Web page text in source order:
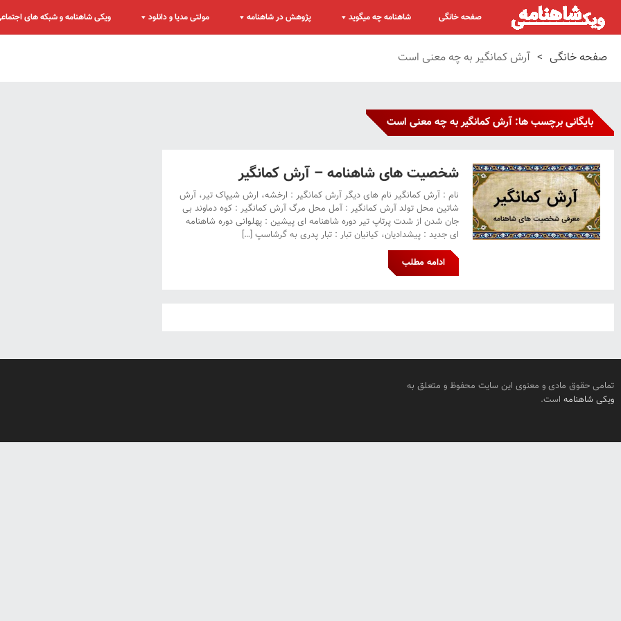
صفحه خانگی شاهنامه چه میگوید پژوهش در شاهنامه مولتی مدیا و دانلود ویکی شاهنامه و شبکه های
صفحه خانگی > آرش کمانگیر به چه معنی است
بایگانی برچسب ها: آرش کمانگیر به چه معنی است
شخصیت های شاهنامه – آرش کمانگیر
نام : آرش کمانگیر نام های دیگر آرش کمانگیر : ارخشه، ارش شیپاک تیر، آرش
شاتین محل تولد آرش کمانگیر : آمل محل مرگ آرش کمانگیر : کوه دماوند بی
جان شدن از شدت پرتاپ تیر دوره شاهنامه ای پیشین : پهلوانی دوره شاهنامه
ای جدید : پیشدادیان، کیانیان تبار : تبار پدری به گرشاسپ […]
ادامه مطلب
تمامی حقوق مادی و معنوی این سایت محفوظ و متعلق به
ویکی شاهنامه است.